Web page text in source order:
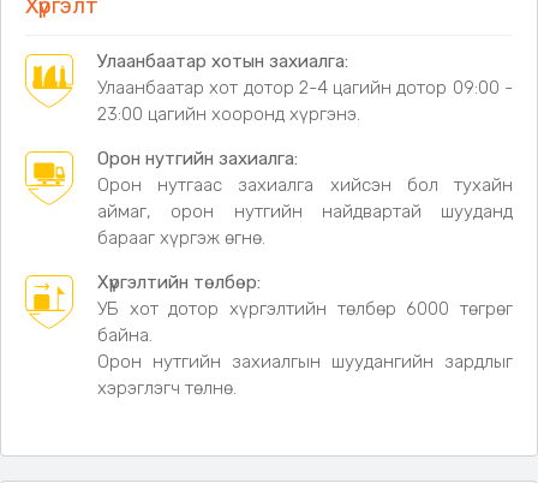
Хүргэлт
Улаанбаатар хотын захиалга:
Улаанбаатар хот дотор 2-4 цагийн дотор 09:00 -
23:00 цагийн хооронд хүргэнэ.
Орон нутгийн захиалга:
Орон нутгаас захиалга хийсэн бол тухайн
аймаг, орон нутгийн найдвартай шууданд
барааг хүргэж өгнө.
Хүргэлтийн төлбөр:
УБ хот дотор хүргэлтийн төлбөр 6000 төгрөг
байна.
Орон нутгийн захиалгын шуудангийн зардлыг
хэрэглэгч төлнө.